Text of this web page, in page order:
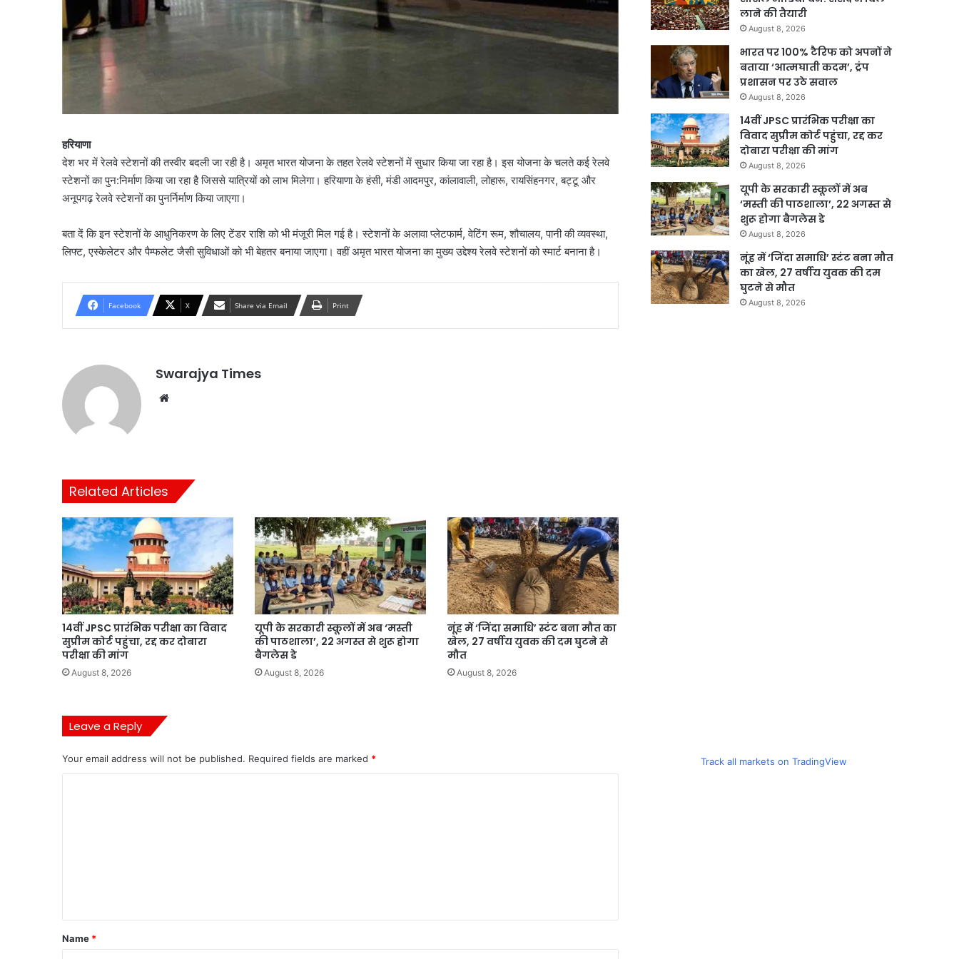
हरियाणा
देश भर में रेलवे स्टेशनों की तस्वीर बदली जा रही है। अमृत भारत योजना के तहत रेलवे स्टेशनों में सुधार किया जा रहा है। इस योजना के चलते कई रेलवे
स्टेशनों का पुन:निर्माण किया जा रहा है जिससे यात्रियों को लाभ मिलेगा। हरियाणा के हंसी, मंडी आदमपुर, कांलावाली, लोहारू, रायसिंहनगर, बट्टू और
अनूपगढ़ रेलवे स्टेशनों का पुनर्निर्माण किया जाएगा।
बता दें कि इन स्टेशनों के आधुनिकरण के लिए टेंडर राशि को भी मंजूरी मिल गई है‌। स्टेशनों के अलावा प्लेटफार्म, वेटिंग रूम, शौचालय, पानी की व्यवस्था,
लिफ्ट, एस्केलेटर और पैम्फलेट जैसी सुविधाओं को भी बेहतर बनाया जाएगा। वहीं अमृत भारत योजना का मुख्य उद्देश्य रेलवे स्टेशनों को स्मार्ट बनाना है।
Facebook X Share via Email Print
Swarajya Times
Related Articles
14वीं JPSC प्रारंभिक परीक्षा का विवाद
सुप्रीम कोर्ट पहुंचा, रद्द कर दोबारा
परीक्षा की मांग
August 8, 2026
यूपी के सरकारी स्कूलों में अब ‘मस्ती
की पाठशाला’, 22 अगस्त से शुरू होगा
बैगलेस डे
August 8, 2026
नूंह में ‘जिंदा समाधि’ स्टंट बना मौत का
खेल, 27 वर्षीय युवक की दम घुटने से
मौत
August 8, 2026
Leave a Reply
Your email address will not be published. Required fields are marked *
*
Name *
लाने की तैयारी
August 8, 2026
भारत पर 100% टैरिफ को अपनों ने
बताया ‘आत्मघाती कदम’, ट्रंप
प्रशासन पर उठे सवाल
August 8, 2026
14वीं JPSC प्रारंभिक परीक्षा का
विवाद सुप्रीम कोर्ट पहुंचा, रद्द कर
दोबारा परीक्षा की मांग
August 8, 2026
यूपी के सरकारी स्कूलों में अब
‘मस्ती की पाठशाला’, 22 अगस्त से
शुरू होगा बैगलेस डे
August 8, 2026
नूंह में ‘जिंदा समाधि’ स्टंट बना मौत
का खेल, 27 वर्षीय युवक की दम
घुटने से मौत
August 8, 2026
Track all markets on TradingView